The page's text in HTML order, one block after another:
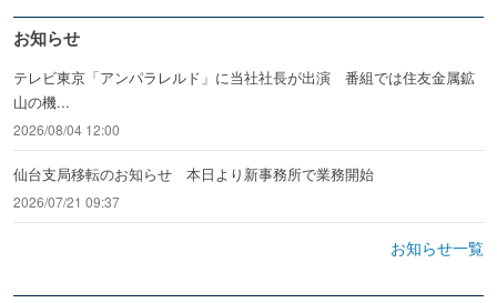
お知らせ
テレビ東京「アンパラレルド」に当社社長が出演 番組では住友金属鉱
山の機...
2026/08/04 12:00
仙台支局移転のお知らせ 本日より新事務所で業務開始
2026/07/21 09:37
お知らせ一覧